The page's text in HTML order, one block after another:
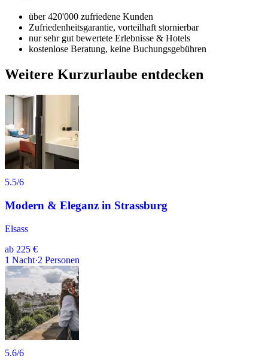
über 420'000 zufriedene Kunden
Zufriedenheitsgarantie, vorteilhaft stornierbar
nur sehr gut bewertete Erlebnisse & Hotels
kostenlose Beratung, keine Buchungsgebühren
Weitere Kurzurlaube entdecken
5.5/6
Modern & Eleganz in Strassburg
Elsass
ab 225 €
1 Nacht·2 Personen
5.6/6